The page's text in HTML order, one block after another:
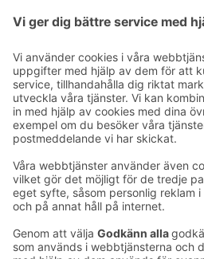
arbetslivsrelaterade projekt.
Ta kontakt
Kontaktuppgifter till hotellen
Feedback
Ge
Sokos Hotels nyhetsbrev
nyhetsbrev
Du får Sokos Hotellens senaste